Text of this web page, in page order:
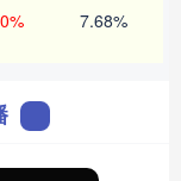
7.68%